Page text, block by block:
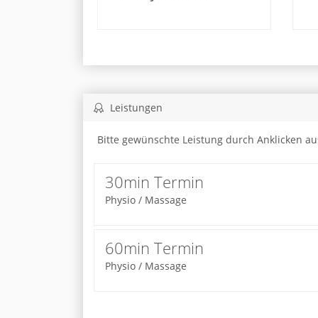
Leistungen
Bitte gewünschte Leistung durch Anklicken
30min Termin
Physio / Massage
60min Termin
Physio / Massage